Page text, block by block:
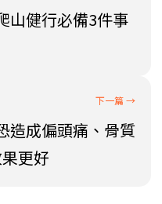
山健行必備3件事
造成偏頭痛、骨質
更好